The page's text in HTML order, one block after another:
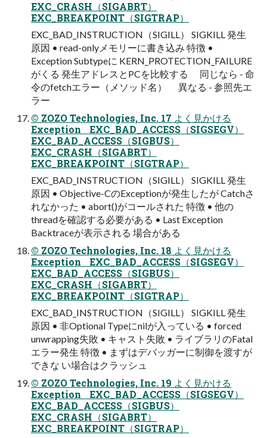
EXC_CRASH（SIGABRT）
EXC_BREAKPOINT（SIGTRAP）
EXC_BAD_INSTRUCTION（SIGILL） SIGKILL 発生
原因 • read-onlyメモリーに書き込み 特徴 •
Exception Subtypeに KERN_PROTECTION_FAILURE
がくる 発生アドレスとPCを比較する 同じなら - 命
令のfetchエラー（メソッド名） 異なる - 参照先エ
ラー
© ZOZO Technologies, Inc. 17 よく見かける
Exception EXC_BAD_ACCESS（SIGSEGV）
EXC_BAD_ACCESS（SIGBUS）
EXC_CRASH（SIGABRT）
EXC_BREAKPOINT（SIGTRAP）
EXC_BAD_INSTRUCTION（SIGILL） SIGKILL 発生
原因 • Objective-CのExceptionが発生したが Catchさ
れなかった • abort()がコールされた 特徴 • 他の
threadを確認する必要がある • Last Exception
Backtraceが表示される 場合がある
© ZOZO Technologies, Inc. 18 よく見かける
Exception EXC_BAD_ACCESS（SIGSEGV）
EXC_BAD_ACCESS（SIGBUS）
EXC_CRASH（SIGABRT）
EXC_BREAKPOINT（SIGTRAP）
EXC_BAD_INSTRUCTION（SIGILL） SIGKILL 発生
原因 • 非Optional Typeにnilが入っている • forced
unwrapping失敗 • キャスト失敗 • ライブラリのFatal
エラー発生 特徴 • まずはデバッガーに制御を渡すが
できな い場合はクラッシュ
© ZOZO Technologies, Inc. 19 よく見かける
Exception EXC_BAD_ACCESS（SIGSEGV）
EXC_BAD_ACCESS（SIGBUS）
EXC_CRASH（SIGABRT）
EXC_BREAKPOINT（SIGTRAP）